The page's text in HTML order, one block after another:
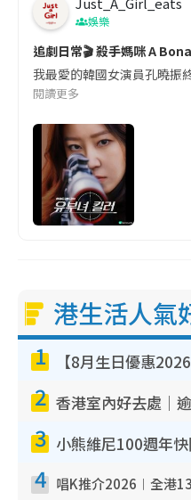
娛樂
追劇日常🎬 殺手媽咪 A
我最愛的韓國女演員孔曉振
閱讀更多
港生活人氣
1
2
3
4